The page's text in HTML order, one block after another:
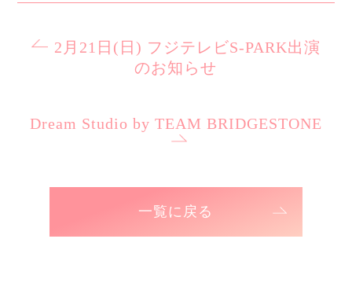
2月21日(日) フジテレビS-PARK出演
のお知らせ
Dream Studio by TEAM BRIDGESTONE
一覧に戻る